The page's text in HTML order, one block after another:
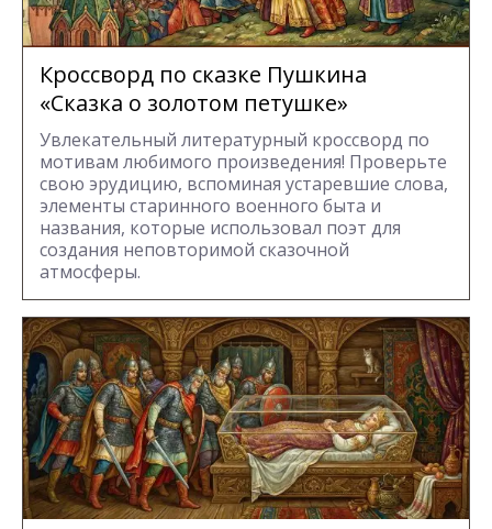
Кроссворд по сказке Пушкина
«Сказка о золотом петушке»
Увлекательный литературный кроссворд по
мотивам любимого произведения! Проверьте
свою эрудицию, вспоминая устаревшие слова,
элементы старинного военного быта и
названия, которые использовал поэт для
создания неповторимой сказочной
атмосферы.